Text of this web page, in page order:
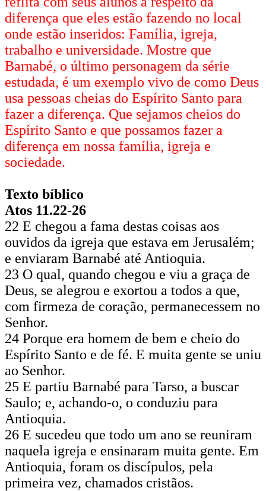
diferença que eles estão fazendo no local
onde estão inseridos: Família, igreja,
trabalho e universidade. Mostre que
Barnabé, o último personagem da série
estudada, é um exemplo vivo de como Deus
usa pessoas cheias do Espírito Santo para
fazer a diferença. Que sejamos cheios do
Espírito Santo e que possamos fazer a
diferença em nossa família, igreja e
sociedade.
Texto bíblico
Atos 11.22-26
22 E chegou a fama destas coisas aos
ouvidos da igreja que estava em Jerusalém;
e enviaram Barnabé até Antioquia.
23 O qual, quando chegou e viu a graça de
Deus, se alegrou e exortou a todos a que,
com firmeza de coração, permanecessem no
Senhor.
24 Porque era homem de bem e cheio do
Espírito Santo e de fé. E muita gente se uniu
ao Senhor.
25 E partiu Barnabé para Tarso, a buscar
Saulo; e, achando-o, o conduziu para
Antioquia.
26 E sucedeu que todo um ano se reuniram
naquela igreja e ensinaram muita gente. Em
Antioquia, foram os discípulos, pela
primeira vez, chamados cristãos.